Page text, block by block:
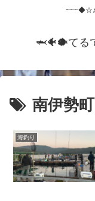
🦈🐠🐡てる
南伊勢町
海釣り